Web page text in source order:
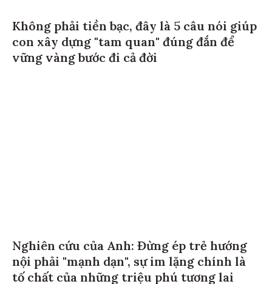
Không phải tiền bạc, đây là 5 câu nói giúp
con xây dựng "tam quan" đúng đắn để
vững vàng bước đi cả đời
Nghiên cứu của Anh: Đừng ép trẻ hướng
nội phải "mạnh dạn", sự im lặng chính là
tố chất của những triệu phú tương lai